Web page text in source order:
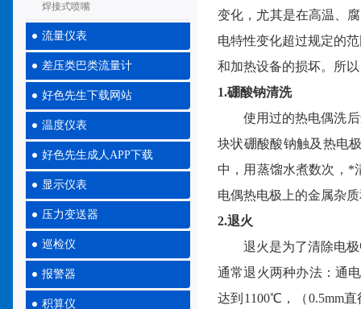
焊接式喷嘴
流量仪表
差压类巴类流量计
好色先生下载网站
温度仪表
好色先生成人APP下载
显示仪表
压力变送器
巡检仪
报警器
积算仪
变化，尤其是在高温、
电特性变化超过规定的
和加热设备的损坏。所
1.硼酸钠清洗
使用过的热电偶洗后
块状硼酸酸钠触及热电
中，用蒸馏水煮数次，*
电偶热电极上的金属杂
2.退火
退火是为了清除电极
通常退火两种办法：通
达到1100℃，（0.5mm